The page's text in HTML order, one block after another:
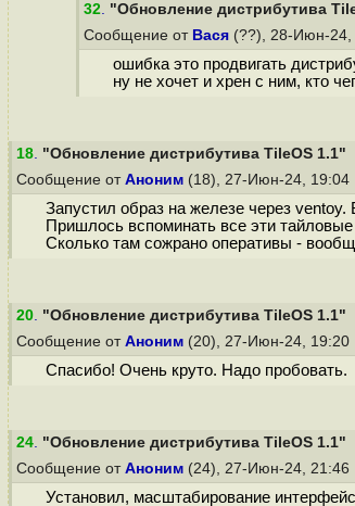
32. "Обновление дистрибутива
Сообщение от Вася (??), 28-Июн-24,
ошибка это продвигать
ну не хочет и хрен с ним, кто
18. "Обновление дистрибутива TileOS 1.1"
Сообщение от Аноним (18), 27-Июн-24, 19:04
Запустил образ на железе через
Пришлось вспоминать все эти
Сколько там сожрано оперативы -
20. "Обновление дистрибутива TileOS 1.1"
Сообщение от Аноним (20), 27-Июн-24, 19:20
Спасибо! Очень круто. Надо пробовать.
24. "Обновление дистрибутива TileOS 1.1"
Сообщение от Аноним (24), 27-Июн-24, 21:46
Установил, масштабирование